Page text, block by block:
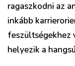
ragaszkodni az
inkább
feszültségekhez
helyezik a